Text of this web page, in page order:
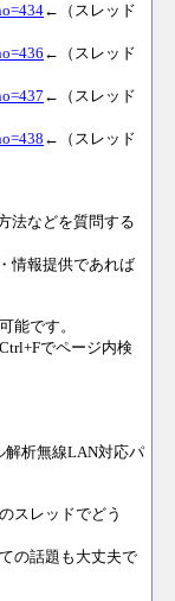
←（スレッド
←（スレッド
←（スレッド
←（スレッド
法などを質問する
情報提供であれば
能です。
でページ内検
解析無線LAN対応パ
スレッドでどう
の話題も大丈夫で